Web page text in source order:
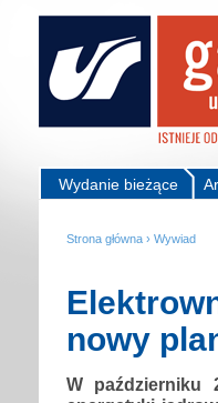
Wydanie bieżące
Strona główna › Wywiad
nowy
W październiku